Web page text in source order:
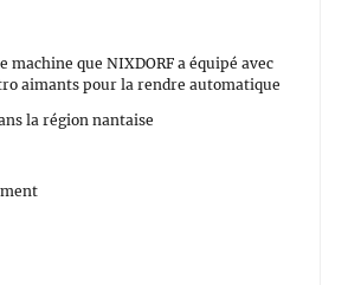
machine que NIXDORF a équipé avec
aimants pour la rendre automatique
la région nantaise